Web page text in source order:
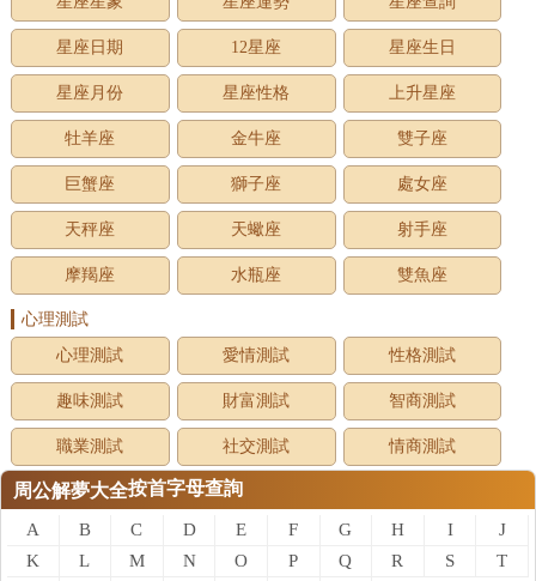
星座日期 12星座 星座生日
星座月份 星座性格 上升星座
牡羊座 金牛座 雙子座
巨蟹座 獅子座 處女座
天秤座 天蠍座 射手座
摩羯座 水瓶座 雙魚座
心理測試
心理測試
愛情測試 性格測試
趣味測試 財富測試 智商測試
職業測試 社交測試 情商測試
周公解夢大全按首字母查詢
A B C D E F G H I
J
K
L M N O P Q R S T